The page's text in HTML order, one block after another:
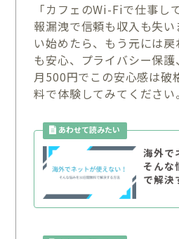
「カフェのWi-Fiで仕事し
報漏洩で信頼も収入も失
い始めたら、もう元には
も安心、プライバシー保護
月500円でこの安心感は破
料で体験してみてください
海外で
そんな
で解決